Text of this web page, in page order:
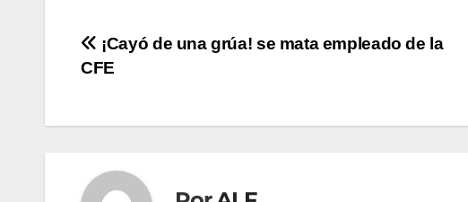
Navegación
entradas
¡Cayó de una grúa! se mata empleado de la
CFE